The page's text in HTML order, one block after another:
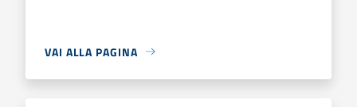
VAI ALLA PAGINA